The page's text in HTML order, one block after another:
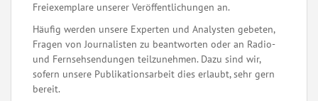
Freiexemplare unserer Veröffentlichungen an.
Häufig werden unsere Experten und Analysten gebeten,
Fragen von Journalisten zu beantworten oder an Radio-
und Fernsehsendungen teilzunehmen. Dazu sind wir,
sofern unsere Publikationsarbeit dies erlaubt, sehr gern
bereit.